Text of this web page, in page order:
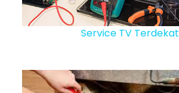
Service TV Terdekat